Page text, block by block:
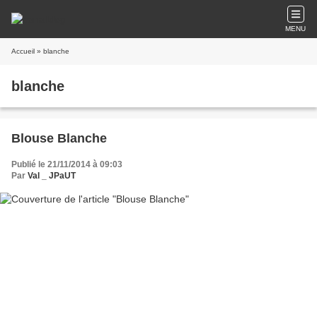
MENU
Accueil » blanche
blanche
Blouse Blanche
Publié le 21/11/2014 à 09:03
Par Val _ JPaUT